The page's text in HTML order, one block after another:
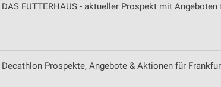
DAS FUTTERHAUS - aktueller Prospekt mit
Decathlon Prospekte, Angebote & Aktionen für